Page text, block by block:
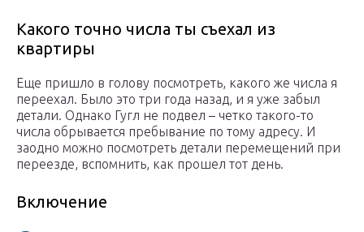
Какого точно числа ты съехал из
квартиры
Еще пришло в голову посмотреть, какого же числа я
переехал. Было это три года назад, и я уже забыл
детали. Однако Гугл не подвел – четко такого-то
числа обрывается пребывание по тому адресу. И
заодно можно посмотреть детали перемещений при
переезде, вспомнить, как прошел тот день.
Включение